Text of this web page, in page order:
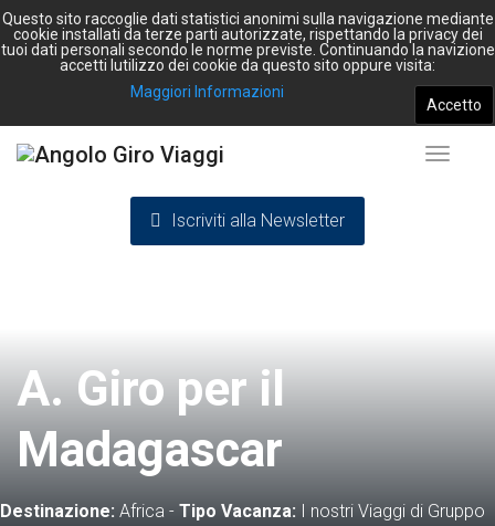
Questo sito raccoglie dati statistici anonimi sulla navigazione mediante
cookie installati da terze parti autorizzate, rispettando la privacy dei
tuoi dati personali secondo le norme previste. Continuando la navizione
accetti lutilizzo dei cookie da questo sito oppure visita:
Maggiori Informazioni
Accetto
Iscriviti alla Newsletter
A. Giro per il
Madagascar
Destinazione: Africa - Tipo Vacanza: I nostri Viaggi di Gruppo